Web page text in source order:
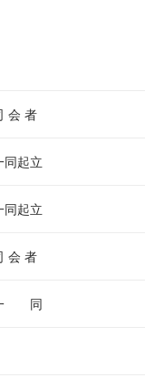
会 者
同起立
同起立
会 者
同